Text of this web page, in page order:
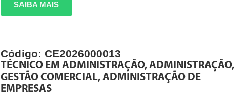
SAIBA MAIS
Código: CE2026000013
TÉCNICO EM ADMINISTRAÇÃO, ADMINISTRAÇÃO,
GESTÃO COMERCIAL, ADMINISTRAÇÃO DE
EMPRESAS